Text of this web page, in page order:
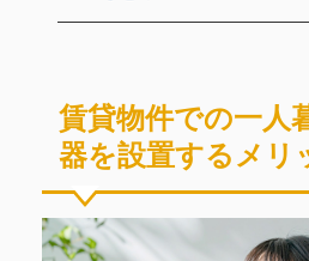
賃貸物件での一人
器を設置するメリ